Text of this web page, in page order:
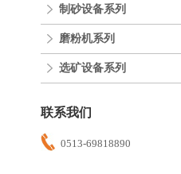
制砂设备系列
磨粉机系列
选矿设备系列
联系我们
0513-69818890